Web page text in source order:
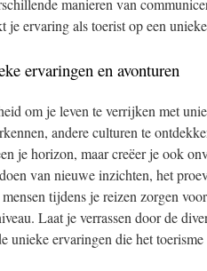
manieren van
ervaring als toerist op een
ervaringen en avonturen
om je leven te verrijken met
andere culturen te
je horizon, maar creëer je ook
van nieuwe inzichten, het
tijdens je reizen zorgen
Laat je verrassen door de
unieke ervaringen die het